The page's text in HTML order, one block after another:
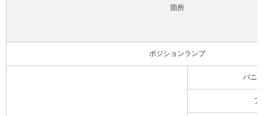
箇所
ポジションランプ
バニ
フ